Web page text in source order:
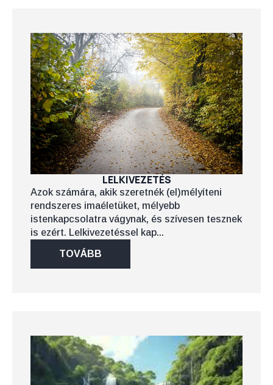
LELKIVEZETÉS
Azok számára, akik szeretnék (el)mélyíteni
rendszeres imaéletüket, mélyebb
istenkapcsolatra vágynak, és szívesen tesznek
is ezért. Lelkivezetéssel kap...
TOVÁBB